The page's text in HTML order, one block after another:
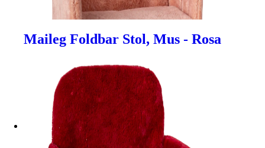
Maileg Foldbar Stol, Mus - Rosa